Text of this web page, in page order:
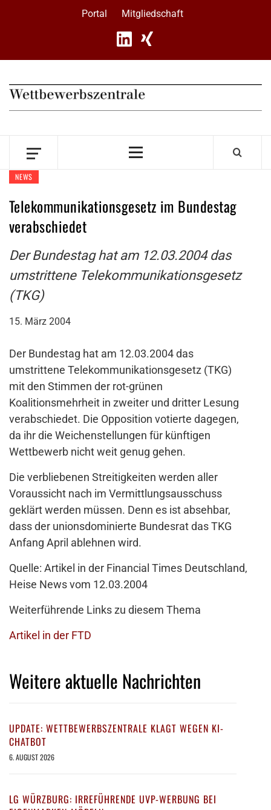
Portal Mitgliedschaft
Primary
NEWS
Telekommunikationsgesetz im Bundestag
verabschiedet
Der Bundestag hat am 12.03.2004 das
umstrittene Telekommunikationsgesetz
(TKG)
15. März 2004
Der Bundestag hat am 12.03.2004 das
umstrittene Telekommunikationsgesetz (TKG)
mit den Stimmen der rot-grünen
Koalitionsmehrheit in zweiter und dritter Lesung
verabschiedet. Die Opposition votierte dagegen,
da ihr die Weichenstellungen für künftigen
Wettbewerb nicht weit genug gehen.
Die verbliebenen Streitigkeiten werden aller
Voraussicht nach im Vermittlungsausschuss
geklärt werden müssen. Denn es ist absehbar,
dass der unionsdominierte Bundesrat das TKG
Anfang April ablehnen wird.
Quelle: Artikel in der Financial Times Deutschland,
Heise News vom 12.03.2004
Weiterführende Links zu diesem Thema
Artikel in der FTD
Weitere aktuelle Nachrichten
UPDATE: WETTBEWERBSZENTRALE KLAGT WEGEN KI-
CHATBOT
6. AUGUST 2026
LG WÜRZBURG: IRREFÜHRENDE UVP-WERBUNG BEI